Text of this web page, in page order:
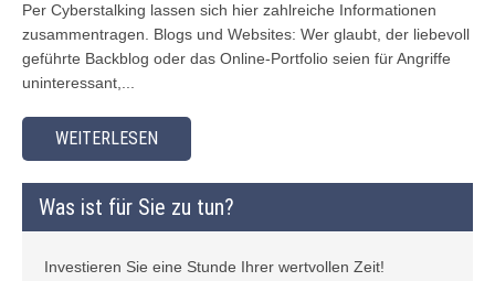
Per Cyberstalking lassen sich hier zahlreiche Informationen
zusammentragen. Blogs und Websites: Wer glaubt, der liebevoll
geführte Backblog oder das Online-Portfolio seien für Angriffe
uninteressant,...
WEITERLESEN
Was ist für Sie zu tun?
Investieren Sie eine Stunde Ihrer wertvollen Zeit!